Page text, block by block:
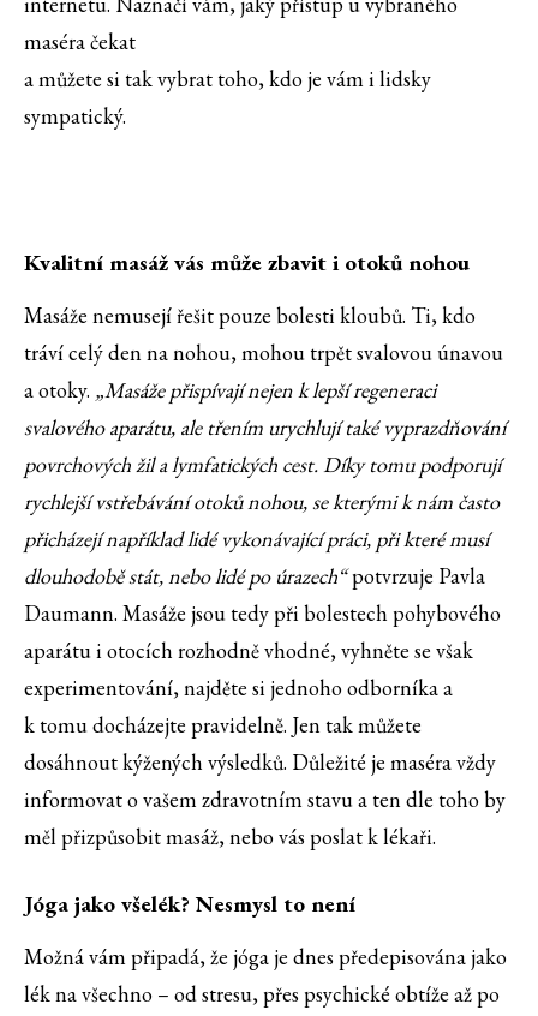
maséra čekat
a můžete si tak vybrat toho, kdo je vám i lidsky
sympatický.
Kvalitní masáž vás může zbavit i otoků nohou
Masáže nemusejí řešit pouze bolesti kloubů. Ti, kdo
tráví celý den na nohou, mohou trpět svalovou únavou
a otoky. „Masáže přispívají nejen k lepší regeneraci
svalového aparátu, ale třením urychlují také vyprazdňování
povrchových žil a lymfatických cest. Díky tomu podporují
rychlejší vstřebávání otoků nohou, se kterými k nám často
přicházejí například lidé vykonávající práci, při které musí
dlouhodobě stát, nebo lidé po úrazech“potvrzuje Pavla
Daumann. Masáže jsou tedy při bolestech pohybového
aparátu i otocích rozhodně vhodné, vyhněte se však
experimentování, najděte si jednoho odborníka a
k tomu docházejte pravidelně. Jen tak můžete
dosáhnout kýžených výsledků. Důležité je maséra vždy
informovat o vašem zdravotním stavu a ten dle toho by
měl přizpůsobit masáž, nebo vás poslat k lékaři.
Jóga jako všelék? Nesmysl to není
Možná vám připadá, že jóga je dnes předepisována jako
lék na všechno – od stresu, přes psychické obtíže až po